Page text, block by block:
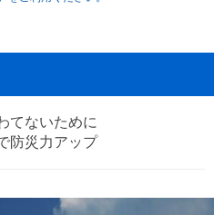
てないために
防災力アップ